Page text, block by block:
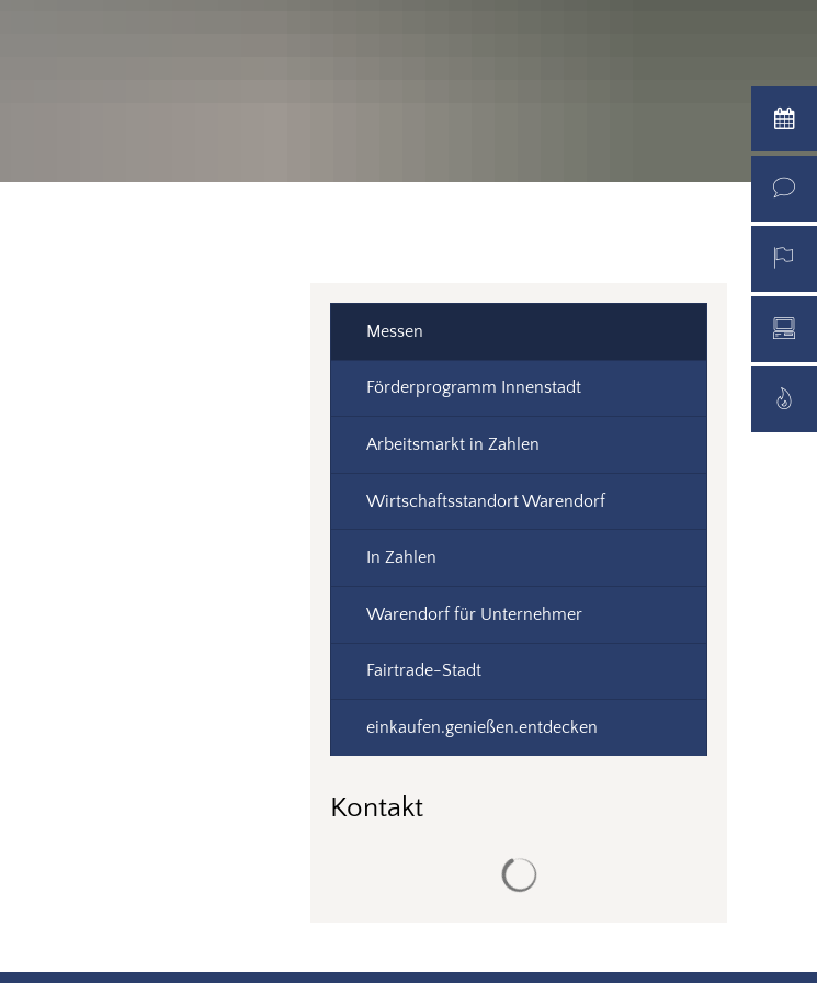
Messen
Förderprogramm Innenstadt
Arbeitsmarkt in Zahlen
Wirtschaftsstandort Warendorf
In Zahlen
Warendorf für Unternehmer
Fairtrade-Stadt
einkaufen.genießen.entdecken
Kontakt